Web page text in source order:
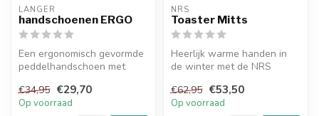
LANGER
handschoenen ERGO
Een ergonomisch gevormde
peddelhandschoen met
€34,95 €29,70
Op voorraad
NRS
Toaster Mitts
Heerlijk warme handen in
de winter met de NRS
€62,95 €53,50
Op voorraad